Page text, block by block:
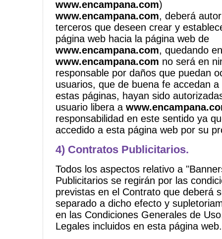
www.encampana.com)
www.encampana.com, deberá
terceros que deseen crear y
página web hacia la página web de
www.encampana.com, quedando
www.encampana.com no será en
responsable por daños que puedan
usuarios, que de buena fe accedan
estas páginas, hayan sido
usuario libera a
responsabilidad en este sentido ya
accedido a esta página web por su
4) Contratos Publicitarios.
Todos los aspectos relativo a
Publicitarios se regirán por las
previstas en el Contrato que deberá
separado a dicho efecto y
en las Condiciones Generales de
Legales incluidos en esta página web.